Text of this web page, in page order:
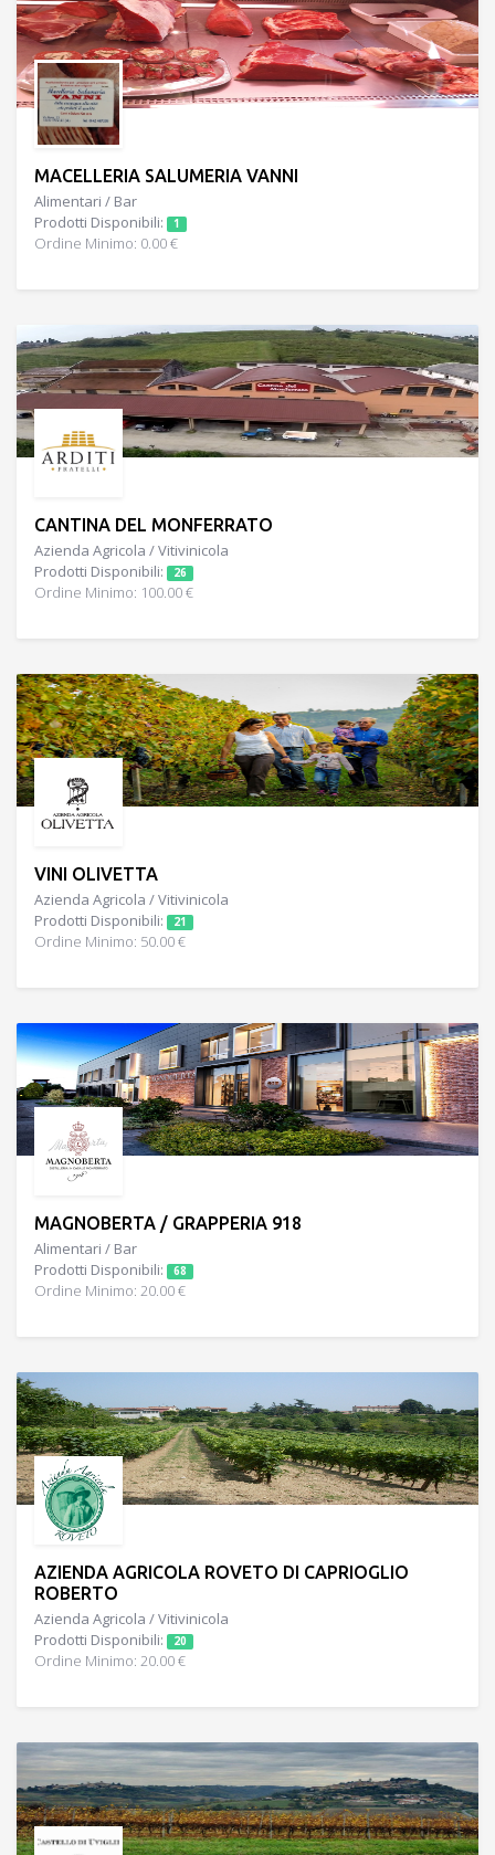
MACELLERIA SALUMERIA VANNI
Alimentari / Bar
Prodotti Disponibili:
1
Ordine Minimo: 0.00 €
CANTINA DEL MONFERRATO
Azienda Agricola / Vitivinicola
Prodotti Disponibili:
26
Ordine Minimo: 100.00 €
VINI OLIVETTA
Azienda Agricola / Vitivinicola
Prodotti Disponibili:
21
Ordine Minimo: 50.00 €
MAGNOBERTA / GRAPPERIA 918
Alimentari / Bar
Prodotti Disponibili:
68
Ordine Minimo: 20.00 €
AZIENDA AGRICOLA ROVETO DI CAPRIOGLIO
ROBERTO
Azienda Agricola / Vitivinicola
Prodotti Disponibili:
20
Ordine Minimo: 20.00 €